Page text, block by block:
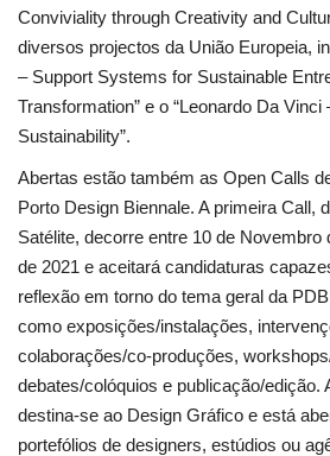
Conviviality through Creativity and
diversos projectos da União Europeia,
– Support Systems for Sustainable
Transformation” e o “Leonardo Da
Sustainability”.
Abertas estão também as Open Calls
Porto Design Biennale. A primeira Call,
Satélite, decorre entre 10 de Novembro
de 2021 e aceitará candidaturas
reflexão em torno do tema geral da
como exposições/instalações,
colaborações/co-produções,
debates/colóquios e publicação/edição.
destina-se ao Design Gráfico e está
portefólios de designers, estúdios ou